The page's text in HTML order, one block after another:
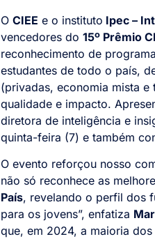
O CIEE e o instituto Ipec –
vencedores do 15º Prêmio
reconhecimento de
estudantes de todo o país,
(privadas, economia mista
qualidade e impacto.
diretora de inteligência e
quinta-feira (7) e também
O evento reforçou nosso
não só reconhece as
País, revelando o perfil dos
para os jovens”, enfatiza
que, em 2024, a maioria